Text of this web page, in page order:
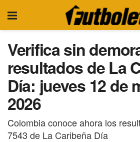
Verifica sin
resultados de La
Día: jueves 12 de
2026
Colombia conoce ahora los
7543 de La Caribeña Día